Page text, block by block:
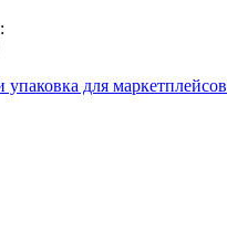
упаковка для маркетплейсов